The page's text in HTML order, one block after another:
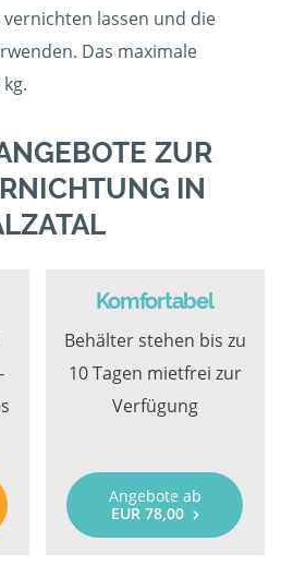
lassen und die
Das maximale
ZUR
IN
Komfortabel
Behälter stehen bis zu
10 Tagen mietfrei zur
Verfügung
Angebote ab
EUR 78,00